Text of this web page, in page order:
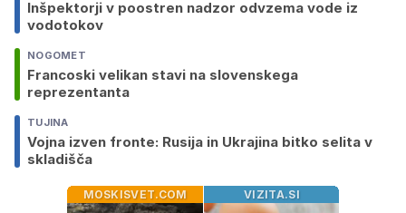
Inšpektorji v poostren nadzor odvzema vode iz
vodotokov
NOGOMET
Francoski velikan stavi na slovenskega
reprezentanta
TUJINA
Vojna izven fronte: Rusija in Ukrajina bitko selita v
skladišča
MOSKISVET.COM VIZITA.SI